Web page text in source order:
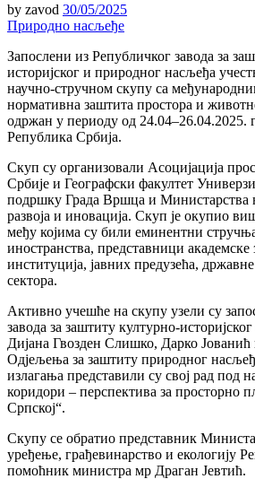
by zavod 30/05/2025
Природно насљеђе
Запослени из Републичког завода за
историјског и природног насљеђа
научно-стручном скупу са
нормативна заштита простора и
одржан у периоду од 24.04–26.04.2025.
Република Србија.
Скуп су организовали Асоцијација
Србије и Географски факултет
подршку Града Вршца и Министарства
развоја и иновација. Скуп је окупио
међу којима су били еминентни
иностранства, представници академске
институција, јавних предузећа,
сектора.
Активно учешће на скупу узели су
завода за заштиту културно-
Дијана Гвозден Слишко, Дарко
Oдјељења за заштиту природног
излагања представили су свој рад под
коридори – перспектива за просторно
Српској“.
Скупу се обратио представник
уређење, грађевинарство и екологију
помоћник министра мр Драган Јевтић.